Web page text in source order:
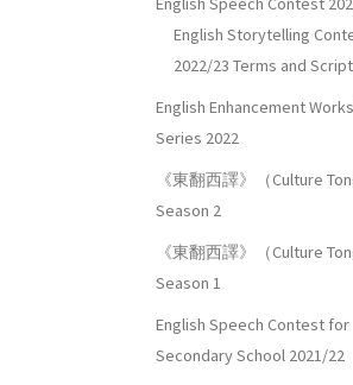
English Storytelling
2022/23 Terms and
English Enhancement
Series 2022
《東翻西譯》（Culture
Season 2
《東翻西譯》（Culture
Season 1
English Speech Contest for
Secondary School 2021/22